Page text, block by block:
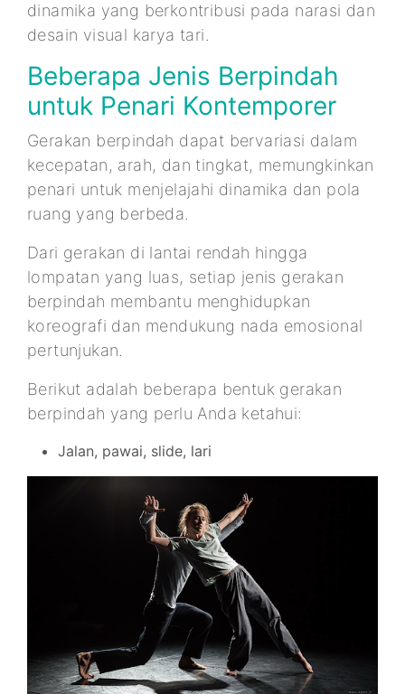
dinamika yang berkontribusi pada narasi dan
desain visual karya tari.
Beberapa Jenis Berpindah
untuk Penari Kontemporer
Gerakan berpindah dapat bervariasi dalam
kecepatan, arah, dan tingkat, memungkinkan
penari untuk menjelajahi dinamika dan pola
ruang yang berbeda.
Dari gerakan di lantai rendah hingga
lompatan yang luas, setiap jenis gerakan
berpindah membantu menghidupkan
koreografi dan mendukung nada emosional
pertunjukan.
Berikut adalah beberapa bentuk gerakan
berpindah yang perlu Anda ketahui:
Jalan, pawai, slide, lari